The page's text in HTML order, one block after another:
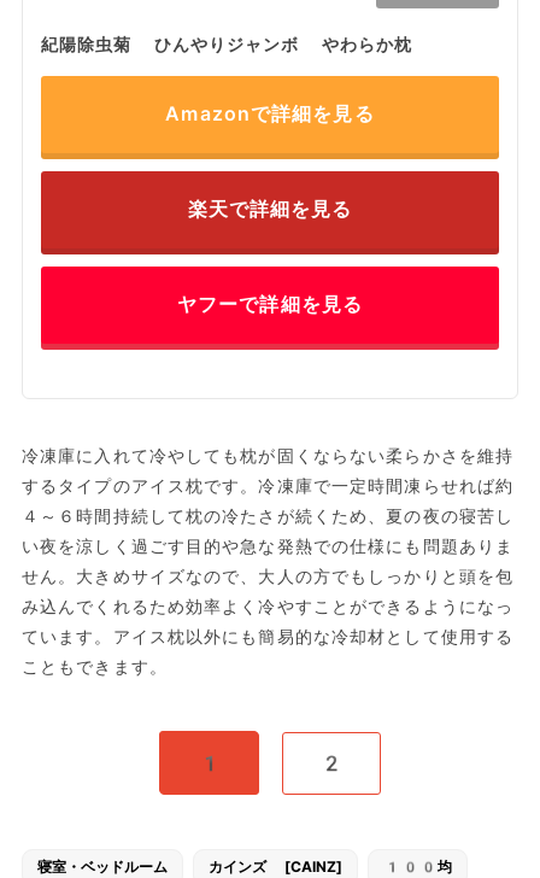
紀陽除虫菊 ひんやりジャンボ やわらか枕
Amazonで詳細を見る
楽天で詳細を見る
ヤフーで詳細を見る
冷凍庫に入れて冷やしても枕が固くならない柔らかさを維持
するタイプのアイス枕です。冷凍庫で一定時間凍らせれば約
４～６時間持続して枕の冷たさが続くため、夏の夜の寝苦し
い夜を涼しく過ごす目的や急な発熱での仕様にも問題ありま
せん。大きめサイズなので、大人の方でもしっかりと頭を包
み込んでくれるため効率よく冷やすことができるようになっ
ています。アイス枕以外にも簡易的な冷却材として使用する
こともできます。
1 2
寝室・ベッドルーム カインズ [CAINZ] 100均